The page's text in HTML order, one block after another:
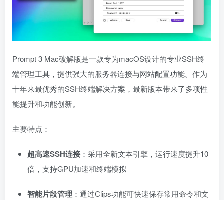
Prompt 3 Mac破解版是一款专为macOS设计的专业SSH终
端管理工具，提供强大的服务器连接与网站配置功能。作为
十年来最优秀的SSH终端解决方案，最新版本带来了多项性
能提升和功能创新。
主要特点：
超高速SSH连接 ：采用全新文本引擎，运行速度提升10
倍，支持GPU加速和终端模拟
智能片段管理 ：通过Clips功能可快速保存常用命令和文